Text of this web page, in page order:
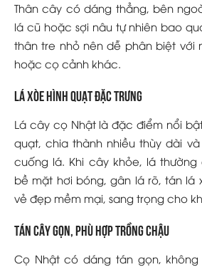
Thân cây có dáng thẳng, bên
lá cũ hoặc sợi nâu tự nhiên bao
thân tre nhỏ nên dễ phân biệt với
hoặc cọ cảnh khác.
Lá xòe hình quạt đặc trưng
Lá cây cọ Nhật là đặc điểm nổi
quạt, chia thành nhiều thùy dài
cuống lá. Khi cây khỏe, lá
bề mặt hơi bóng, gân lá rõ, tán lá
vẻ đẹp mềm mại, sang trọng cho
Tán cây gọn, phù hợp trồng chậu
Cọ Nhật có dáng tán gọn,